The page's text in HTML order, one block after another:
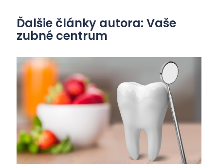
Ďalšie články autora: Vaše
zubné centrum